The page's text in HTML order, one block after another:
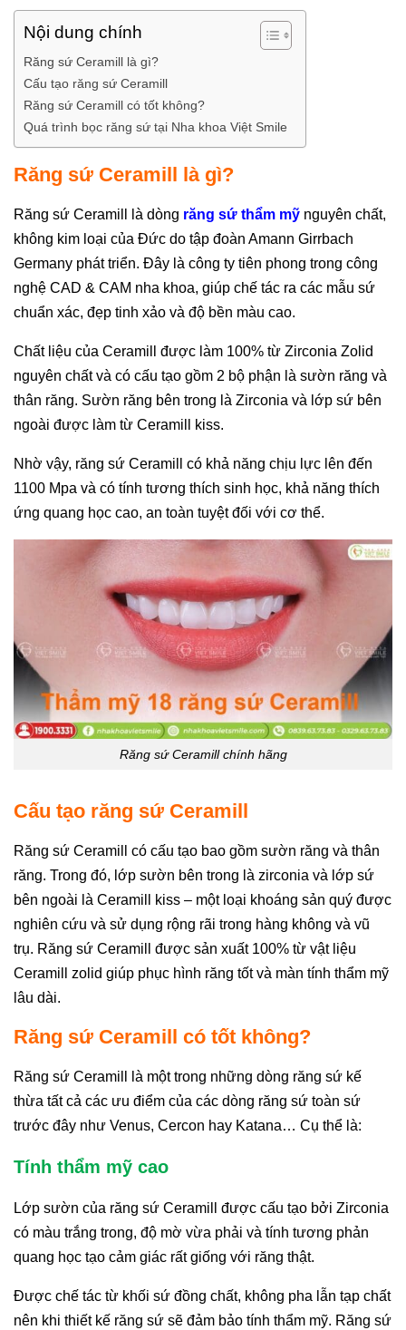
Nội dung chính
Răng sứ Ceramill là gì?
Cấu tạo răng sứ Ceramill
Răng sứ Ceramill có tốt không?
Quá trình bọc răng sứ tại Nha khoa Việt Smile
Răng sứ Ceramill là gì?
Răng sứ Ceramill là dòng răng sứ thẩm mỹ nguyên chất,
không kim loại của Đức do tập đoàn Amann Girrbach
Germany phát triển. Đây là công ty tiên phong trong công
nghệ CAD & CAM nha khoa, giúp chế tác ra các mẫu sứ
chuẩn xác, đẹp tinh xảo và độ bền màu cao.
Chất liệu của Ceramill được làm 100% từ Zirconia Zolid
nguyên chất và có cấu tạo gồm 2 bộ phận là sườn răng và
thân răng. Sườn răng bên trong là Zirconia và lớp sứ bên
ngoài được làm từ Ceramill kiss.
Nhờ vậy, răng sứ Ceramill có khả năng chịu lực lên đến
1100 Mpa và có tính tương thích sinh học, khả năng thích
ứng quang học cao, an toàn tuyệt đối với cơ thể.
Răng sứ Ceramill chính hãng
Cấu tạo răng sứ Ceramill
Răng sứ Ceramill có cấu tạo bao gồm sườn răng và thân
răng. Trong đó, lớp sườn bên trong là zirconia và lớp sứ
bên ngoài là Ceramill kiss – một loại khoáng sản quý được
nghiên cứu và sử dụng rộng rãi trong hàng không và vũ
trụ. Răng sứ Ceramill được sản xuất 100% từ vật liệu
Ceramill zolid giúp phục hình răng tốt và màn tính thẩm mỹ
lâu dài.
Răng sứ Ceramill có tốt không?
Răng sứ Ceramill là một trong những dòng răng sứ kế
thừa tất cả các ưu điểm của các dòng răng sứ toàn sứ
trước đây như Venus, Cercon hay Katana… Cụ thể là:
Tính thẩm mỹ cao
Lớp sườn của răng sứ Ceramill được cấu tạo bởi Zirconia
có màu trắng trong, độ mờ vừa phải và tính tương phản
quang học tạo cảm giác rất giống với răng thật.
Được chế tác từ khối sứ đồng chất, không pha lẫn tạp chất
nên khi thiết kế răng sứ sẽ đảm bảo tính thẩm mỹ. Răng sứ